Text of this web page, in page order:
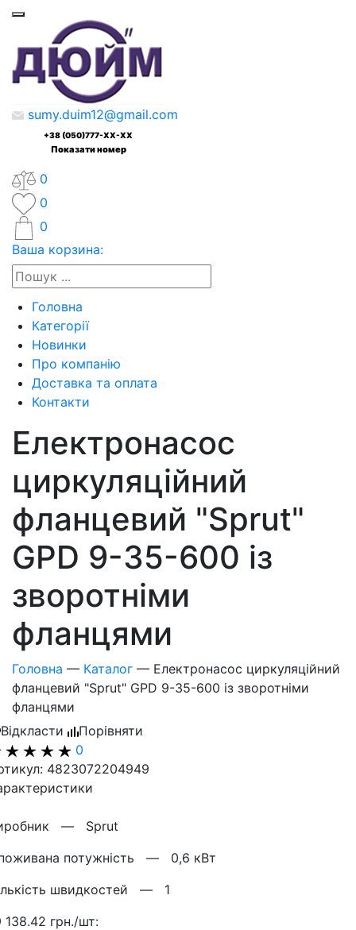
sumy.duim12@gmail.com
+38 (050)777-XX-XX
Показати номер
0
0
0
Ваша корзина:
Головна
Категорії
Новинки
Про компанію
Доставка та оплата
Контакти
Електронасос
циркуляційний
фланцевий "Sprut"
GPD 9-35-600 із
зворотніми
фланцями
Головна — Каталог — Електронасос циркуляційний
фланцевий "Sprut" GPD 9-35-600 із зворотніми
фланцями
Відкласти
Порівняти
0
4823072204949
— Sprut
потужність — 0,6 кВт
швидкостей — 1
138.42 грн./шт: